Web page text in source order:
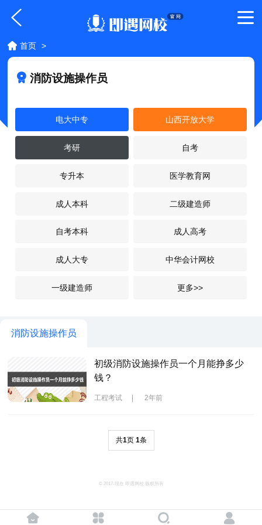
首页 >
消防设施操作员
电大中专 山西开放大学
考研 自考
专升本 医学教育网
成人本科 二级建造师
自考本科 成人高考
成人大专 中华会计网校
一级建造师 更多>>
消防设施操作员
初级消防设施操作员一个月能挣多少
钱？
工程考试 2年前
共1页 1条
© 2017-现在 即遇网校 版权所有